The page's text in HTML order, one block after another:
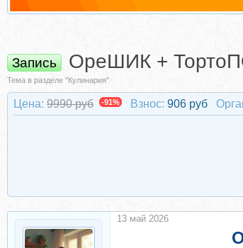
Запись ОреШИК +
Тема в разделе "Кулинария"
Цена: 9990 руб -91% Взнос: 906 руб
13 май 2026